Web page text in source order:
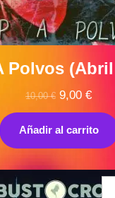
Polvos (Abril
10,00€ El
precio
original
era:
9,00 €El
es:
Añadir al carrito